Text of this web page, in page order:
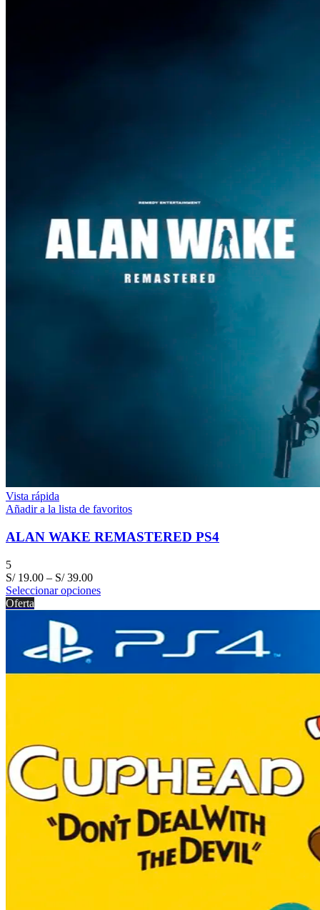
Vista rápida
Añadir a la lista de favoritos
ALAN WAKE REMASTERED PS4
5
S/19.00 – S/39.00
Seleccionar opciones
Oferta